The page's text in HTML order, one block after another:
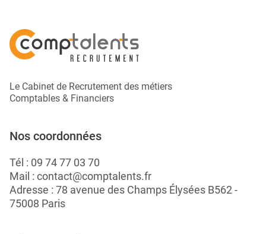
Le Cabinet de Recrutement des métiers
Comptables & Financiers
Nos coordonnées
Tél : 09 74 77 03 70
Mail : contact@comptalents.fr
Adresse : 78 avenue des Champs Élysées B562 -
75008 Paris